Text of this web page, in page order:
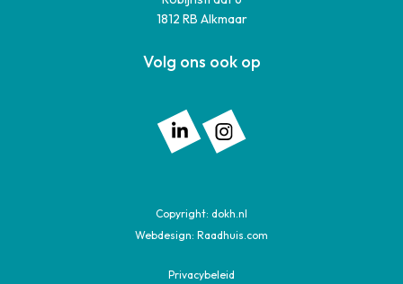
1812 RB Alkmaar
Volg ons ook op
Volg ons op: Linkedin
Copyright: dokh.nl
Webdesign: Raadhuis.com
Privacybeleid